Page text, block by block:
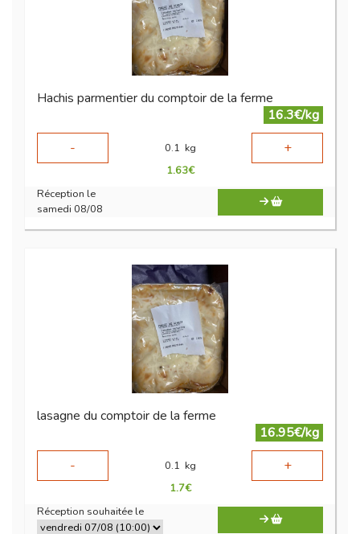
Hachis parmentier du comptoir de la ferme
16.3€/kg
-
0.1 kg +
1.63€
Réception le
samedi 08/08
lasagne du comptoir de la ferme
16.95€/kg
-
0.1 kg +
1.7€
Réception souhaitée le